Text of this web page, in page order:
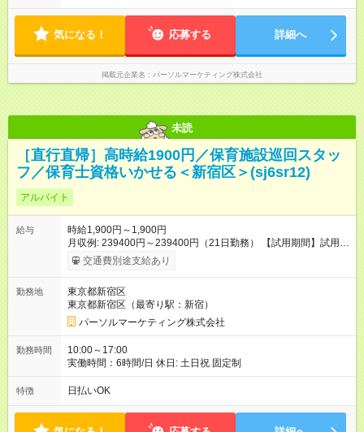
気になる！ 応募する 詳細へ
掲載元企業名 パーソルマーケティング株式会社
未読
［直行直帰］高時給1900円／保育施設巡回スタッ
フ／保育士資格いかせる＜新宿区＞(sj6sr12)
アルバイト
給与
時給1,900円～1,900円
月収例: 239400円～239400円（21日勤務） 【試用期間】試用期
間なし交通費別途支給あり
勤務地
東京都新宿区
東京都新宿区（最寄り駅：新宿）
パーソルマーケティング株式会社
勤務時間
10:00～17:00
実働時間：6時間/日 休日: 土日祝 固定制
特徴 日払いOK